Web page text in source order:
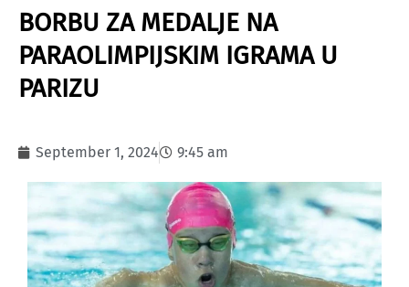
BORBU ZA MEDALJE NA
PARAOLIMPIJSKIM IGRAMA U
PARIZU
September 1, 2024 9:45 am